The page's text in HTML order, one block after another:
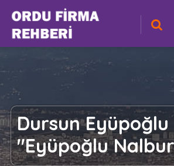
Dursun Eyüpoğlu
"Eyüpoğlu